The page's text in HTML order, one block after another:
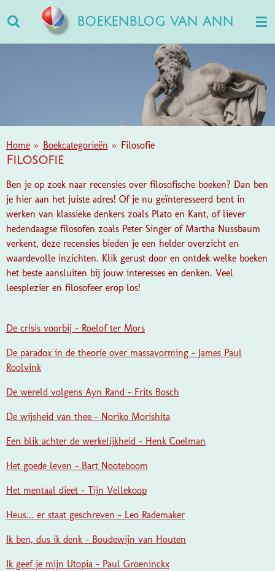
direct
naar
BOEKENBLOG VAN ANN
Home » Boekcategorieën » Filosofie
Filosofie
Ben je op zoek naar recensies over filosofische boeken? Dan ben
je hier aan het juiste adres! Of je nu geïnteresseerd bent in
werken van klassieke denkers zoals Plato en Kant, of liever
hedendaagse filosofen zoals Peter Singer of Martha Nussbaum
verkent, deze recensies bieden je een helder overzicht en
waardevolle inzichten. Klik gerust door en ontdek welke boeken
het beste aansluiten bij jouw interesses en denken. Veel
leesplezier en filosofeer erop los!
De crisis voorbij - Roelof ter Mors
De paradox in de theorie over massavorming - James Paul
Roolvink
De wereld volgens Ayn Rand - Frits Bosch
De wijsheid van thee - Noriko Morishita
Een blik achter de werkelijkheid - Henk Coelman
Het goede leven - Bart Nooteboom
Het mentaal dieet - Tijn Vellekoop
Heus... er staat geschreven - Leo Rademaker
Ik ben, dus ik denk - Boudewijn van Houten
Ik geef je mijn Utopia - Paul Groeninckx